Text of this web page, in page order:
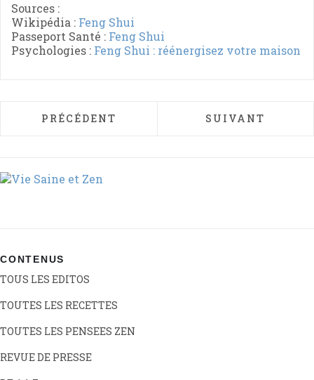
Sources :
Wikipédia : Feng Shui
Passeport Santé : Feng Shui
Psychologies : Feng Shui : réénergisez votre maison
ARTICLE PRÉCÉDENT : AÏKIDO
PRÉCÉDENT ARTICLE
SUIVANT
CONTENUS
TOUS LES EDITOS
TOUTES LES RECETTES
TOUTES LES PENSEES ZEN
REVUE DE PRESSE